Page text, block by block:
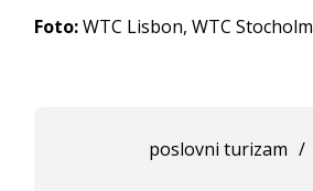
Foto:WTC Lisbon, WTC Stocholm
poslovni turizam /